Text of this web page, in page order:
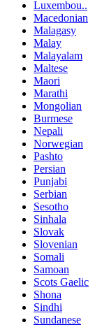
Luxembou..
Macedonian
Malagasy
Malay
Malayalam
Maltese
Maori
Marathi
Mongolian
Burmese
Nepali
Norwegian
Pashto
Persian
Punjabi
Serbian
Sesotho
Sinhala
Slovak
Slovenian
Somali
Samoan
Scots Gaelic
Shona
Sindhi
Sundanese